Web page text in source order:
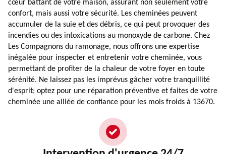
cœur battant de votre maison, assurant non seulement votre
confort, mais aussi votre sécurité. Les cheminées peuvent
accumuler de la suie et des débris, ce qui peut provoquer des
incendies ou des intoxications au monoxyde de carbone. Chez
Les Compagnons du ramonage, nous offrons une expertise
inégalée pour inspecter et entretenir votre cheminée, vous
permettant de profiter de la chaleur de votre foyer en toute
sérénité. Ne laissez pas les imprévus gâcher votre tranquillité
d'esprit; optez pour une réparation préventive et faites de votre
cheminée une alliée de confiance pour les mois froids à 13670.